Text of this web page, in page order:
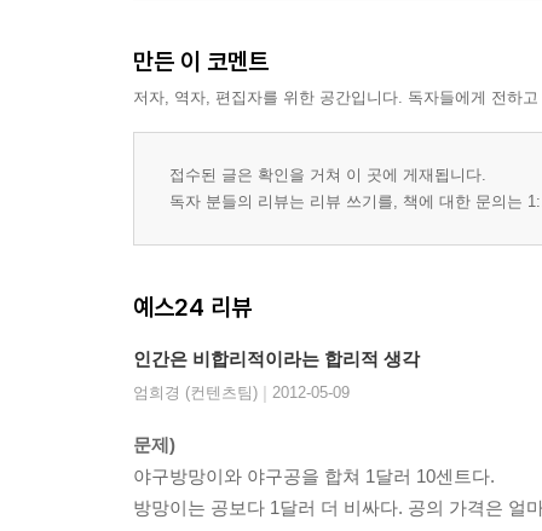
만든 이 코멘트
저자, 역자, 편집자를 위한 공간입니다. 독자들에게 전하
접수된 글은 확인을 거쳐 이 곳에 게재됩니다.
독자 분들의 리뷰는 리뷰 쓰기를, 책에 대한 문의는
예스24 리뷰
인간은 비합리적이라는 합리적 생각
엄희경 (컨텐츠팀) | 2012-05-09
문제)
야구방망이와 야구공을 합쳐 1달러 10센트다.
방망이는 공보다 1달러 더 비싸다. 공의 가격은 얼